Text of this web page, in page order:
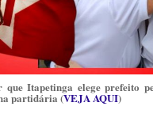
que Itapetinga elege prefeito
partidária (VEJA AQUI)